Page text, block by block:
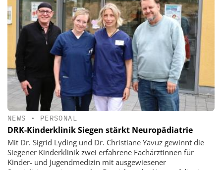
NEWS • PERSONAL
DRK-Kinderklinik Siegen stärkt Neuropädiatrie
Mit Dr. Sigrid Lyding und Dr. Christiane Yavuz gewinnt die
Siegener Kinderklinik zwei erfahrene Fachärztinnen für
Kinder- und Jugendmedizin mit ausgewiesener